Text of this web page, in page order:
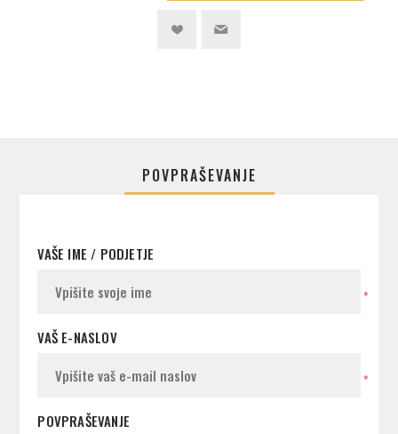
POVPRAŠEVANJE
VAŠE IME / PODJETJE
*
VAŠ E-NASLOV
*
POVPRAŠEVANJE